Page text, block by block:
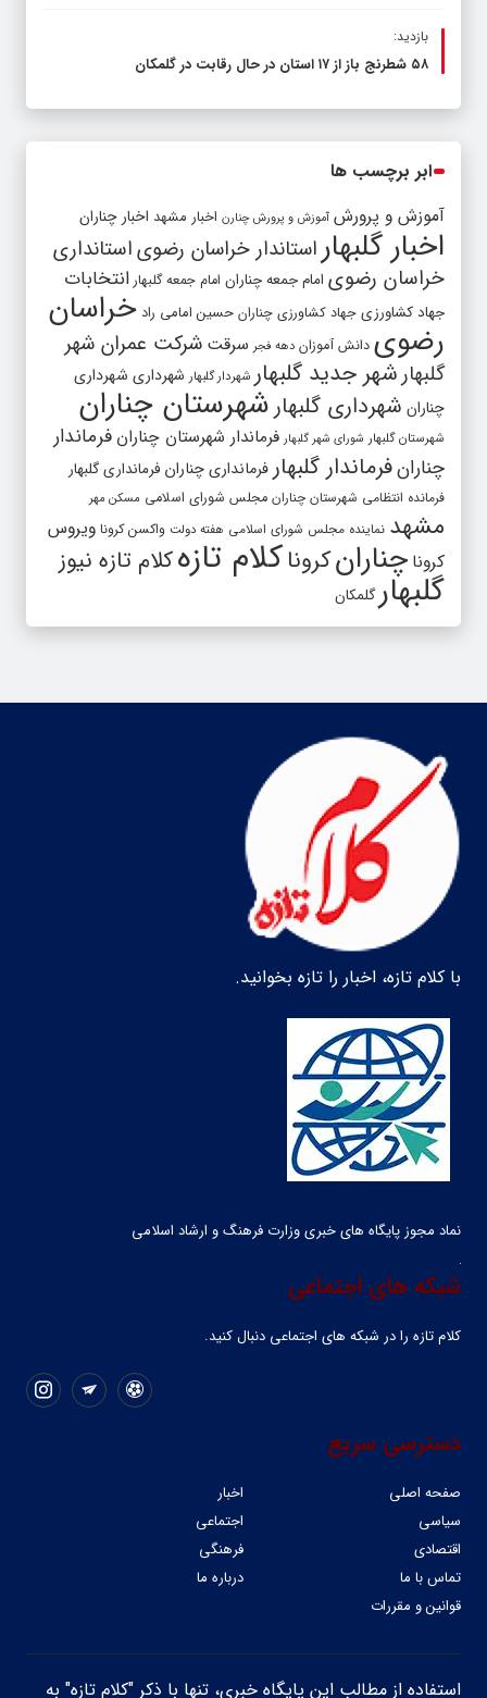
بازدید:
۵۸ شطرنج‌ باز از ۱۷ استان در حال رقابت در گلمکان
ابر برچسب ها
آموزش و پرورش آموزش و پرورش چنارن اخبار مشهد اخبار چناران
اخبار گلبهار استاندار خراسان رضویاستانداری
خراسان رضوی امام جمعه چناران امام جمعه گلبهار انتخابات
جهاد کشاورزی جهاد کشاورزی چناران حسین امامی راد خراسان
رضوی دانش آموزان دهه فجر سرقت شرکت عمران شهر
گلبهارشهر جدید گلبهار شهردار گلبهار شهرداری شهرداری
چناران شهرداری گلبهار شهرستان چناران
شهرستان گلبهار شورای شهر گلبهار فرماندار شهرستان چناران فرماندار
چنارانفرماندار گلبهار فرمانداری چناران فرمانداری گلبهار
فرمانده انتظامی شهرستان چناران مجلس شورای اسلامی مسکن مهر
مشهد نماینده مجلس شورای اسلامی هفته دولت واکسن کرونا ویروس
کرونا چنارانکروناکلام تازهکلام تازه نیوز
گلبهارگلمکان
با کلام تازه، اخبار را تازه بخوانید.
نماد مجوز پایگاه های خبری وزارت فرهنگ و ارشاد اسلامی
شبکه های اجتماعی
کلام تازه را در شبکه ‌های اجتماعی دنبال کنید.
دسترسی سریع
صفحه اصلی
اخبار
سیاسی
اجتماعی
اقتصادی
فرهنگی
تماس با ما
درباره ما
قوانین و مقررات
استفاده از مطالب این پایگاه خبری، تنها با ذکر "کلام تازه" به